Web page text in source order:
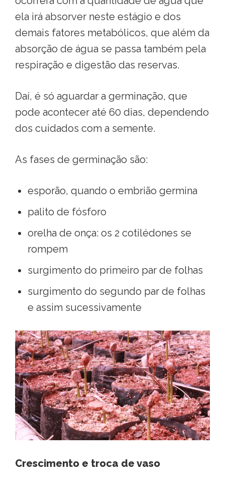
ela irá absorver neste estágio e dos
demais fatores metabólicos, que além da
absorção de água se passa também pela
respiração e digestão das reservas.
Daí, é só aguardar a germinação, que
pode acontecer até 60 dias, dependendo
dos cuidados com a semente.
As fases de germinação são:
esporão, quando o embrião germina
palito de fósforo
orelha de onça: os 2 cotilédones se
rompem
surgimento do primeiro par de folhas
surgimento do segundo par de folhas
e assim sucessivamente
Crescimento e troca de vaso